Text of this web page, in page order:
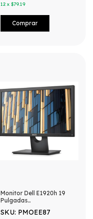
12 x $79.19
Monitor Dell E1920h 19
Pulgadas
Negro
SKU: PMOEE87